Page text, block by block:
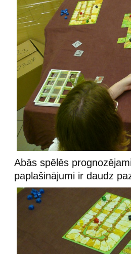
Abās spēlēs
paplašinājumi ir daudz